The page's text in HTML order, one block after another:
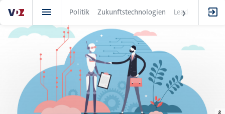
zum
Inhalt
Politik Zukunftstechnologien Leadership